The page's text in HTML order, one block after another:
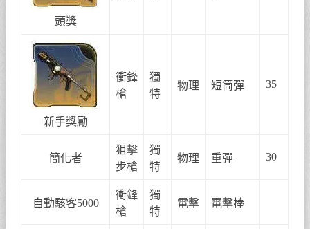
頭獎
新手獎勵
衝鋒
槍
獨
特
物理 短筒彈 35
簡化者
狙擊
步槍
獨
特
物理 重彈 30
自動駭客5000
衝鋒
槍
獨
特
電擊 電擊棒